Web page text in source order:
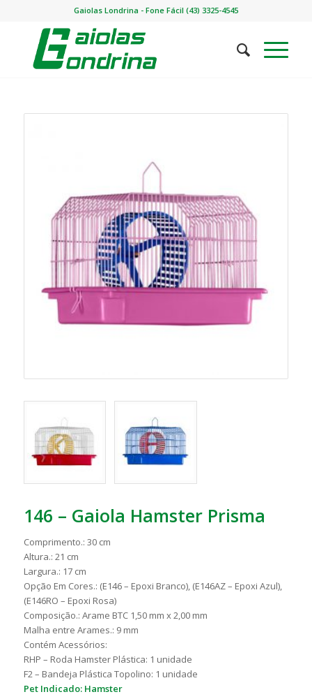
Gaiolas Londrina - Fone Fácil (43) 3325-4545
146 – Gaiola Hamster Prisma
Comprimento.: 30 cm
Altura.: 21 cm
Largura.: 17 cm
Opção Em Cores.: (E146 – Epoxi Branco), (E146AZ – Epoxi Azul),
(E146RO – Epoxi Rosa)
Composição.: Arame BTC 1,50 mm x 2,00 mm
Malha entre Arames.: 9 mm
Contém Acessórios:
RHP – Roda Hamster Plástica: 1 unidade
F2 – Bandeja Plástica Topolino: 1 unidade
Pet Indicado: Hamster